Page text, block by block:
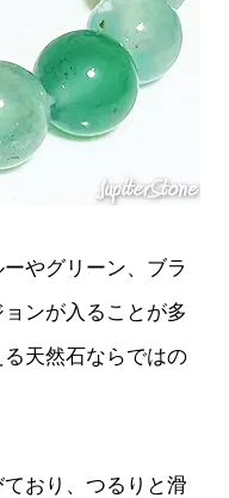
やグリーン、ブラ
ンが入ることが多
天然石ならではの
おり、つるりと滑